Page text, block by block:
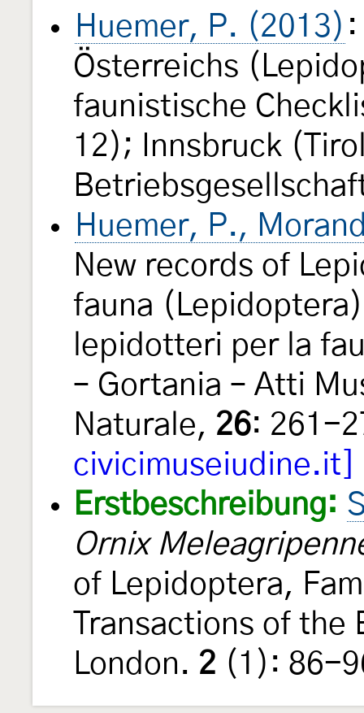
Huemer, P. (2013)
Österreichs
faunistische
12); Innsbruck
Huemer, P.,
New records of
fauna
lepidotteri per la
– Gortania – Atti
Naturale, 26: 261-
civicimuseiudine.it]
Erstbeschreibung:
Ornix
of Lepidoptera,
Transactions of
London. 2 (1): 86-